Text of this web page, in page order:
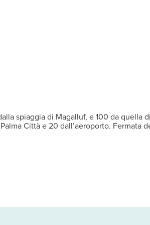
spiaggia di Magalluf, e 100 da quella
Città e 20 dall’aeroporto. Fermata
ombrelloni e lettini a pagamento (teli
sala tv con canali italiani,